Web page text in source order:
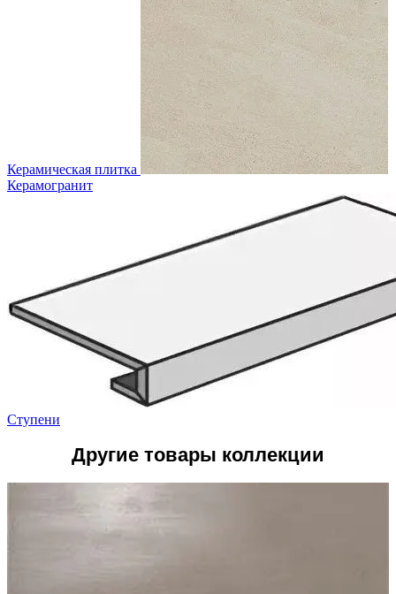
Керамическая плитка
Керамогранит
Ступени
Другие товары коллекции